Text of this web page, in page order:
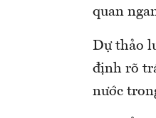
quan
Dự thảo
định rõ
nước